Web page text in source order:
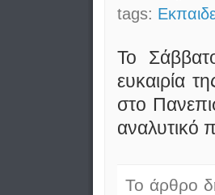
tags:
Το
ευκαιρία
στο
αναλυτικό
Το άρθρο